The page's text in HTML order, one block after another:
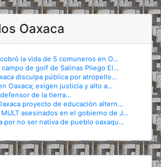
Oaxaca
la vida de 5 comuneros en O...
de golf de Salinas Pliego El...
disculpa pública por atropello...
Oaxaca; exigen justicia y alto a...
de la tierra...
proyecto de educación altern...
asesinados en el gobierno de J...
por no ser nativa de pueblo oaxaqu...